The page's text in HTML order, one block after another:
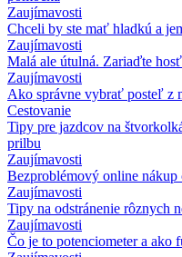
Zaujímavosti
Chceli by ste mať hladkú a
Zaujímavosti
Malá ale útulná. Zariaďte
Zaujímavosti
Ako správne vybrať posteľ z
Cestovanie
Tipy pre jazdcov na
prilbu
Zaujímavosti
Bezproblémový online
Zaujímavosti
Tipy na odstránenie rôznych
Zaujímavosti
Čo je to potenciometer a ako